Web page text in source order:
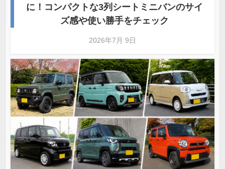
に！コンパクトな3列シートミニバンのサイ
ズ感や使い勝手をチェック
2026年7月 9日